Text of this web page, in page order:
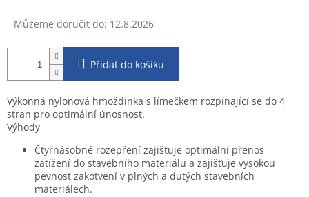
Můžeme doručit do: 12.8.2026
Přidat do košíku
Výkonná nylonová hmoždinka s límečkem rozpínající se do 4
stran pro optimální únosnost.
Výhody
Čtyřnásobné rozepření zajišťuje optimální přenos
zatížení do stavebního materiálu a zajišťuje vysokou
pevnost zakotvení v plných a dutých stavebních
materiálech.